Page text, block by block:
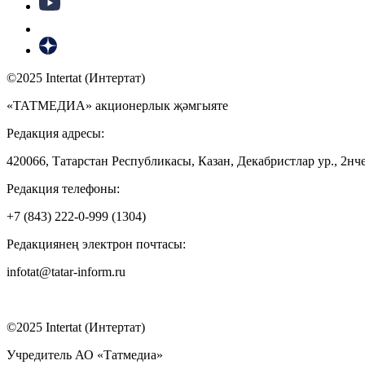
©2025 Intertat (Интертат)
«ТАТМЕДИА» акционерлык җәмгыяте
Редакция адресы:
420066, Татарстан Республикасы, Казан, Декабристлар ур.,
Редакция телефоны:
+7 (843) 222-0-999 (1304)
Редакциянең электрон почтасы:
infotat@tatar-inform.ru
©2025 Intertat (Интертат)
Учредитель АО «Татмедиа»